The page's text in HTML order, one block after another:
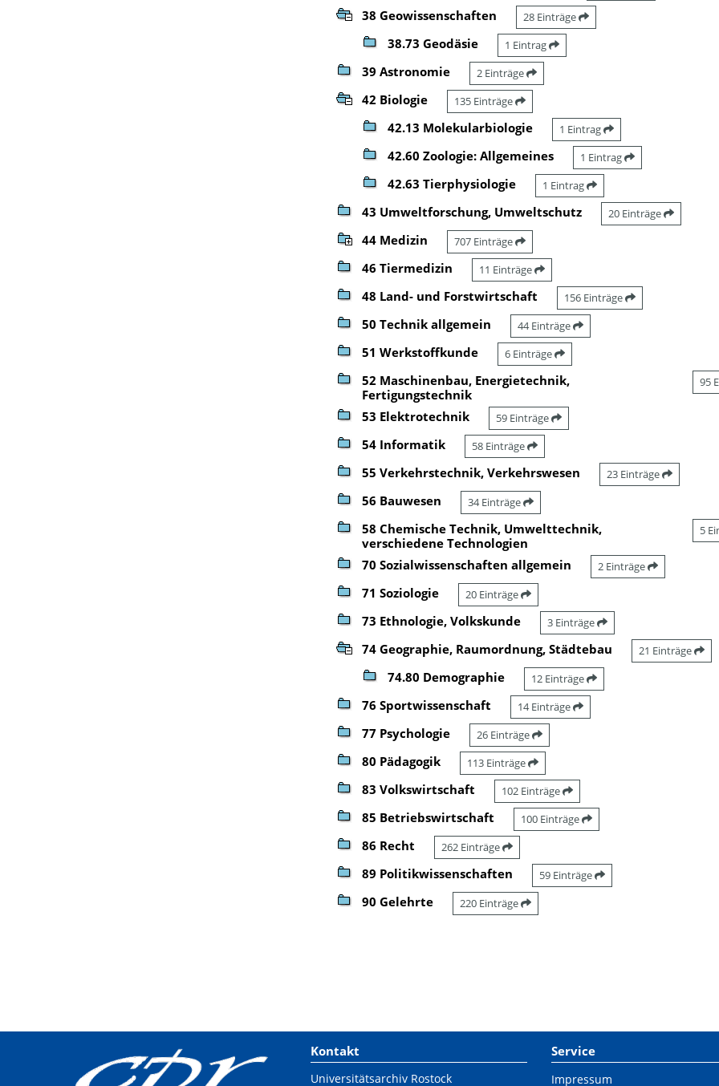
38 Geowissenschaften 28 Einträge
38.73 Geodäsie 1 Eintrag
39 Astronomie 2 Einträge
42 Biologie 135 Einträge
42.13 Molekularbiologie 1 Eintrag
42.60 Zoologie: Allgemeines 1 Eintrag
42.63 Tierphysiologie 1 Eintrag
43 Umweltforschung, Umweltschutz 20 Einträge
44 Medizin 707 Einträge
46 Tiermedizin 11 Einträge
48 Land- und Forstwirtschaft 156 Einträge
50 Technik allgemein 44 Einträge
51 Werkstoffkunde 6 Einträge
52 Maschinenbau, Energietechnik,
Fertigungstechnik
95
53 Elektrotechnik 59 Einträge
54 Informatik 58 Einträge
55 Verkehrstechnik, Verkehrswesen 23 Einträge
56 Bauwesen 34 Einträge
58 Chemische Technik, Umwelttechnik,
verschiedene Technologien
5
70 Sozialwissenschaften allgemein 2 Einträge
71 Soziologie 20 Einträge
73 Ethnologie, Volkskunde 3 Einträge
74 Geographie, Raumordnung, Städtebau 21 Einträge
74.80 Demographie 12 Einträge
76 Sportwissenschaft 14 Einträge
77 Psychologie 26 Einträge
80 Pädagogik 113 Einträge
83 Volkswirtschaft 102 Einträge
85 Betriebswirtschaft 100 Einträge
86 Recht 262 Einträge
89 Politikwissenschaften 59 Einträge
90 Gelehrte 220 Einträge
Kontakt
Universitätsarchiv Rostock
Service
Impressum